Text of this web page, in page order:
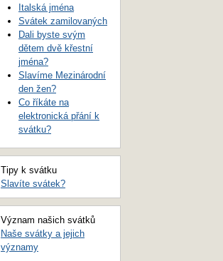
Italská jména
Svátek zamilovaných
Dali byste svým
dětem dvě křestní
jména?
Slavíme Mezinárodní
den žen?
Co říkáte na
elektronická přání k
svátku?
Tipy k svátku
Slavíte svátek?
Význam našich svátků
Naše svátky a jejich
významy